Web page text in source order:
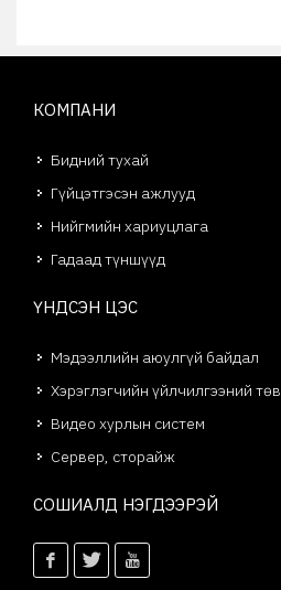
КОМПАНИ
Бидний тухай
Гүйцэтгэсэн ажлууд
Нийгмийн хариуцлага
Гадаад түншүүд
ҮНДСЭН ЦЭС
Мэдээллийн аюулгүй байдал
Хэрэглэгчийн үйлчилгээний төв
Видео хурлын систем
Сервер, сторайж
СОШИАЛД НЭГДЭЭРЭЙ